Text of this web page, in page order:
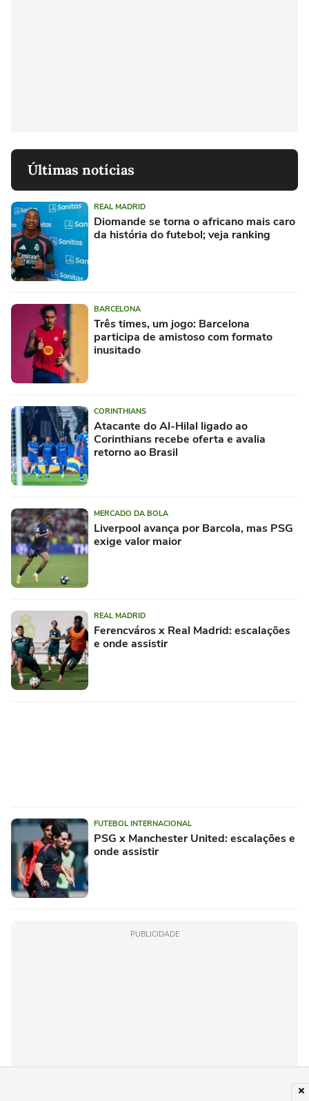
Últimas notícias
REAL MADRID
Diomande se torna o africano mais caro
da história do futebol; veja ranking
BARCELONA
Três times, um jogo: Barcelona
participa de amistoso com formato
inusitado
CORINTHIANS
Atacante do Al-Hilal ligado ao
Corinthians recebe oferta e avalia
retorno ao Brasil
MERCADO DA BOLA
Liverpool avança por Barcola, mas PSG
exige valor maior
REAL MADRID
Ferencváros x Real Madrid: escalações
e onde assistir
FUTEBOL INTERNACIONAL
PSG x Manchester United: escalações e
onde assistir
PUBLICIDADE